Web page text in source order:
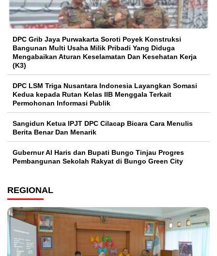
DPC Grib Jaya Purwakarta Soroti Poyek Konstruksi
Bangunan Multi Usaha Milik Pribadi Yang Diduga
Mengabaikan Aturan Keselamatan Dan Kesehatan Kerja
(K3)
DPC LSM Triga Nusantara Indonesia Layangkan Somasi
Kedua kepada Rutan Kelas IIB Menggala Terkait
Permohonan Informasi Publik
Sangidun Ketua IPJT DPC Cilacap Bicara Cara Menulis
Berita Benar Dan Menarik
​Gubernur Al Haris dan Bupati Bungo Tinjau Progres
Pembangunan Sekolah Rakyat di Bungo Green City
REGIONAL